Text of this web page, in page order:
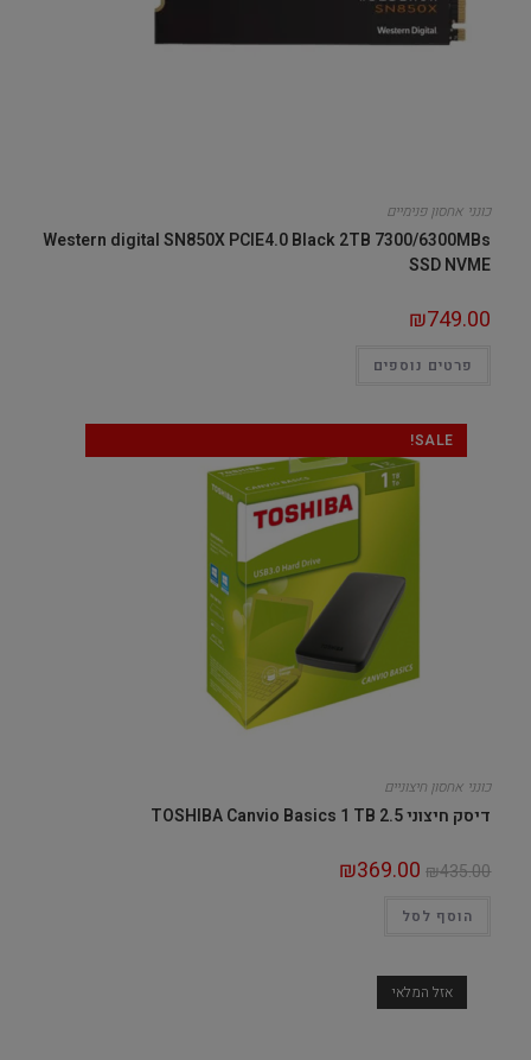
כונני אחסון פנימיים
Western digital SN850X PCIE4.0 Black 2TB 7300/6300MBs
SSD NVME
₪749.00
פרטים נוספים
SALE!
כונני אחסון חיצוניים
דיסק חיצוני 2.5 TOSHIBA Canvio Basics 1 TB
₪435.00
₪369.00
הוסף לסל
אזל המלאי